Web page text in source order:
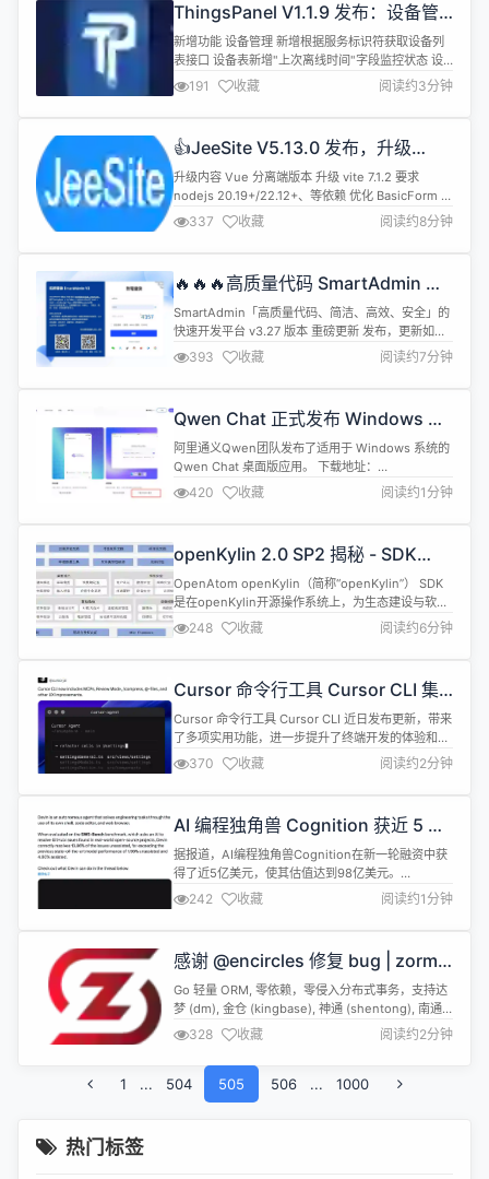
Ubicloud，助力开发者拥有属于自...
ThingsPanel V1.1.9 发布：设备管
理增强、多语言升级与关键修复
新增功能 设备管理 新增根据服务标识符获取设备列
表接口 设备表新增"上次离线时间"字段监控状态 设
备选择器新增搜索功能 设备详情页新增删除功能 设
备配置新增自动注册开关和复制密码功能 新增批量查
询多设备遥测统计数据接口 数据与脚本 数据解析编
辑器升级为monaco-editor并添加工具栏 增强数据
转发脚本调试功能及错误处理 属性设置列表和命令日
志新增用户名...
191 收藏 阅读约3分钟
👍JeeSite V5.13.0 发布，升级
Boot3.5，Cloud2025，AI1.0，
Vite7
升级内容 Vue 分离端版本 升级 vite 7.1.2 要求
nodejs 20.19+/22.12+、等依赖 优化 BasicForm 表
单组件，完善泛型支持 schemas、field、model
等，输入自动完成工具提示 优化 BasicTable 表格组
件，完善泛型支持 dataIndex、customRender
337 收藏 阅读约8分钟
🔥🔥🔥高质量代码 SmartAdmin 重
磅更新 V3.27
SmartAdmin「高质量代码、简洁、高效、安全」的
快速开发平台 v3.27 版本 重磅更新 发布，更新如
下： 【优化】员工缓存 【优化】代码生成 【优化】
redis缓存失效时间 SmartAdmin由中国・洛阳1024
创新实验室基于 SpringBoot2/3+Sa-
Vue+Un...
393 收藏 阅读约7分钟
Qwen Chat 正式发布 Windows 版
桌面端应用
阿里通义Qwen团队发布了适用于 Windows 系统的
Qwen Chat 桌面版应用。 下载地址：
https://qwen.ai/download Windows 版 Qwen
Chat 桌面端集成了 Qwen Chat 的全部功能，并新
增了对 MCP（Model Context Protocol）的支持，
420 收藏 阅读约1分钟
openKylin 2.0 SP2 揭秘 - SDK
V3.0 来袭，开发体验大升级！
OpenAtom openKylin（简称“openKylin”） SDK
是在openKylin开源操作系统上，为生态建设与软件
开发提供安全、可靠、快捷、稳定的开发者接口。相
比于社区中其他的开发者套件或框架，openKylin
SDK更聚焦于解决openKylin操作系统的兼容、适
将搭载全新op...
248 收藏 阅读约6分钟
Cursor 命令行工具 Cursor CLI 集
成 MCP 支持
Cursor 命令行工具 Cursor CLI 近日发布更新，带来
了多项实用功能，进一步提升了终端开发的体验和效
率 @符号引用：现在你可以直接在提示词中使用 @
符号来引用文件和目录，AI 可以精准地定位上下文，
这对于大型项目和复杂的文件操作尤其有用。 审查模
一个可视化的审查界面，清晰地查看...
370 收藏 阅读约2分钟
AI 编程独角兽 Cognition 获近 5 亿
美元新融资，估值达 98 亿美元
据报道，AI编程独角兽Cognition在新一轮融资中获
得了近5亿美元，使其估值达到98亿美元。
Cognition成立于2023年，由三位国际信息学奥林
匹克（IOI）金牌得主Scott Wu、Steven Hao和
Walden Yan联合创立。 Cognition的核心产品是被
称为首个能自主编程的“AI程序员”Devin。今年7月，
Cognition收购了...
242 收藏 阅读约1分钟
感谢 @encircles 修复 bug | zorm
1.7.9 发布
Go 轻量 ORM, 零依赖，零侵入分布式事务，支持达
梦 (dm), 金仓 (kingbase), 神通 (shentong), 南通
源码：https://gitee.com/chunanyong/zorm 官
网：...
328 收藏 阅读约2分钟
1 ... 504 505 506 ... 1000
热门标签